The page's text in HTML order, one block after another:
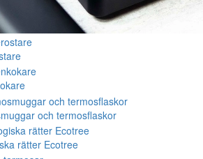
och termosflaskor
rätter Ecotree